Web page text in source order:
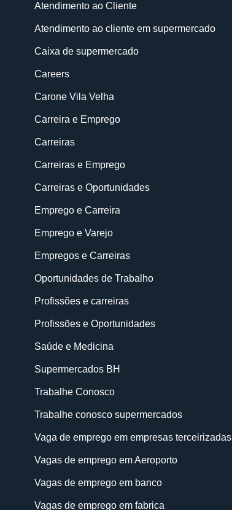
Atendimento ao Cliente
Atendimento ao cliente em supermercado
Caixa de supermercado
Careers
Carone Vila Velha
Carreira e Emprego
Carreiras
Carreiras e Emprego
Carreiras e Oportunidades
Emprego e Carreira
Emprego e Varejo
Empregos e Carreiras
Oportunidades de Trabalho
Profissões e carreiras
Profissões e Oportunidades
Saúde e Medicina
Supermercados BH
Trabalhe Conosco
Trabalhe conosco supermercados
Vaga de emprego em empresas terceirizadas
Vagas de emprego em Aeroporto
Vagas de emprego em banco
Vagas de emprego em fabrica